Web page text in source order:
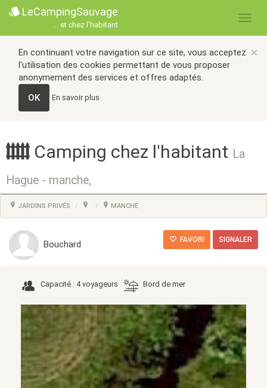
LeCampingSauvage
... et chez l'habitant
×
En continuant votre navigation sur ce site, vous acceptez
l'utilisation des cookies permettant de vous proposer
anonymement des services et offres adaptés.
OK
En savoir plus
Camping chez l'habitant La
Hague - manche,
JARDINS PRIVÉS MANCHE
Bouchard FAVORI SIGNALER
Capacité : 4 voyageurs Bord de mer
Précédent Suivant